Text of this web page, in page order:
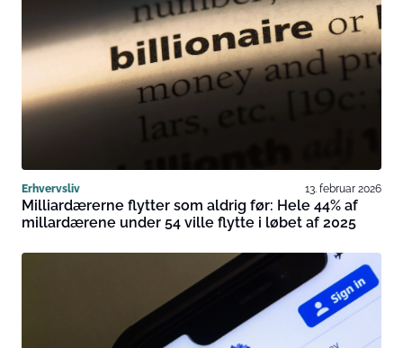
Erhvervsliv 13. februar 2026
Milliardærerne flytter som aldrig før: Hele 44% af
millardærene under 54 ville flytte i løbet af 2025